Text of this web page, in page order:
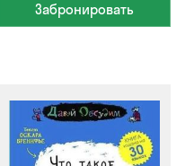
Забронировать